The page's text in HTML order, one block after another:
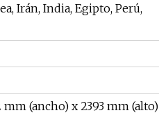
Irán, India, Egipto, Perú,
mm (ancho) x 2393 mm (alto)